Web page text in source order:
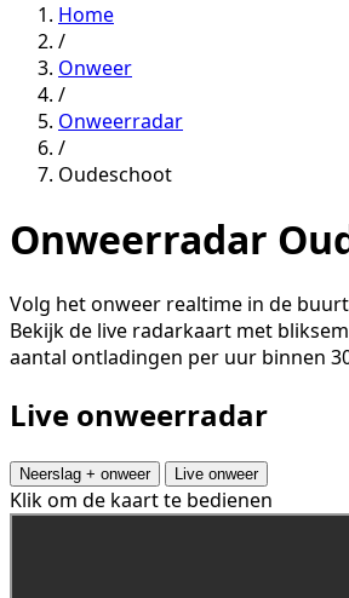
Home
/
Onweer
/
Onweerradar
/
Oudeschoot
Onweerradar
Volg het onweer realtime in de
Bekijk de live radarkaart met
aantal ontladingen per uur binnen
Live onweerradar
Neerslag + onweer Live onweer
Klik om de kaart te bedienen